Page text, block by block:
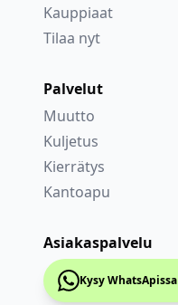
Kauppiaat
Tilaa nyt
Palvelut
Muutto
Kuljetus
Kierrätys
Kantoapu
Asiakaspalvelu
Kysy WhatsApissa